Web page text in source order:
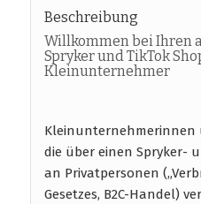
Beschreibung
Willkommen bei Ihren
Spryker und TikTok
Kleinunternehmer
Kleinunternehmerinnen
die über einen Spryker-
an Privatpersonen
Gesetzes, B2C-Handel)